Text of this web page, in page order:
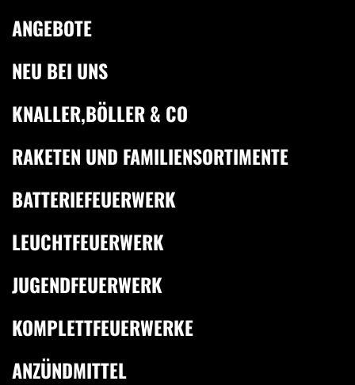
ANGEBOTE
NEU BEI UNS
KNALLER,BÖLLER & CO
RAKETEN UND FAMILIENSORTIMENTE
BATTERIEFEUERWERK
LEUCHTFEUERWERK
JUGENDFEUERWERK
KOMPLETTFEUERWERKE
ANZÜNDMITTEL